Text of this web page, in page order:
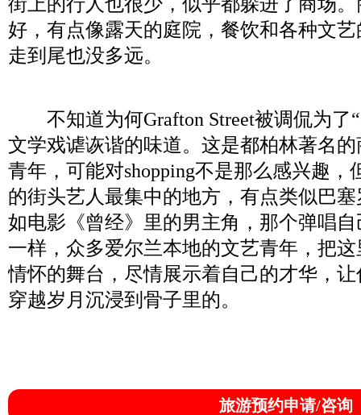
好，有点像露天的庭院，餐饮和各种文
走到尾也没多远。
不知道为何Grafton Street被调侃为了
文学戏谑诙谐的味道。这是都柏林著名
青年，可能对shopping不是那么感兴趣
的街头艺人最集中的地方，有点类似巴
如电影《曾经》里的男主角，那个弹唱
一样，众多爱尔兰本地的文艺青年，把
情怀的舞台，尽情展示着自己的才华，
穿越岁月沉浸到骨子里的。
旅游预约申请/咨询